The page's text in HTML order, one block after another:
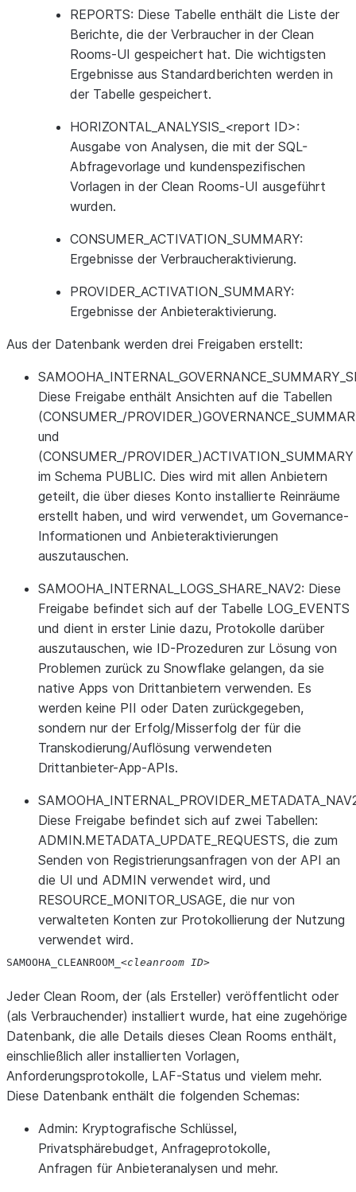
REPORTS: Diese Tabelle enthält die Liste der
Berichte, die der Verbraucher in der Clean
Rooms-UI gespeichert hat. Die wichtigsten
Ergebnisse aus Standardberichten werden in
der Tabelle gespeichert.
HORIZONTAL_ANALYSIS_<report ID>:
Ausgabe von Analysen, die mit der SQL-
Abfragevorlage und kundenspezifischen
Vorlagen in der Clean Rooms-UI ausgeführt
wurden.
CONSUMER_ACTIVATION_SUMMARY:
Ergebnisse der Verbraucheraktivierung.
PROVIDER_ACTIVATION_SUMMARY:
Ergebnisse der Anbieteraktivierung.
Aus der Datenbank werden drei Freigaben erstellt:
Diese Freigabe enthält Ansichten auf die Tabellen
(CONSUMER_/
und
(CONSUMER_/PROVIDER_)ACTIVATION_SUMMARY
im Schema PUBLIC. Dies wird mit allen Anbietern
geteilt, die über dieses Konto installierte Reinräume
erstellt haben, und wird verwendet, um Governance-
Informationen und Anbieteraktivierungen
auszutauschen.
SAMOOHA_INTERNAL_LOGS_SHARE_NAV2: Diese
Freigabe befindet sich auf der Tabelle LOG_EVENTS
und dient in erster Linie dazu, Protokolle darüber
auszutauschen, wie ID-Prozeduren zur Lösung von
Problemen zurück zu Snowflake gelangen, da sie
native Apps von Drittanbietern verwenden. Es
werden keine PII oder Daten zurückgegeben,
sondern nur der Erfolg/Misserfolg der für die
Transkodierung/Auflösung verwendeten
Drittanbieter-App-APIs.
Diese Freigabe befindet sich auf zwei Tabellen:
ADMIN.METADATA_UPDATE_REQUESTS, die zum
Senden von Registrierungsanfragen von der API an
die UI und ADMIN verwendet wird, und
RESOURCE_MONITOR_USAGE, die nur von
verwalteten Konten zur Protokollierung der Nutzung
verwendet wird.
SAMOOHA_ CLEANROOM_ cleanroom ID
Jeder Clean Room, der (als Ersteller) veröffentlicht oder
(als Verbrauchender) installiert wurde, hat eine zugehörige
Datenbank, die alle Details dieses Clean Rooms enthält,
einschließlich aller installierten Vorlagen,
Anforderungsprotokolle, LAF-Status und vielem mehr.
Diese Datenbank enthält die folgenden Schemas:
Admin: Kryptografische Schlüssel,
Privatsphärebudget, Anfrageprotokolle,
Anfragen für Anbieteranalysen und mehr.